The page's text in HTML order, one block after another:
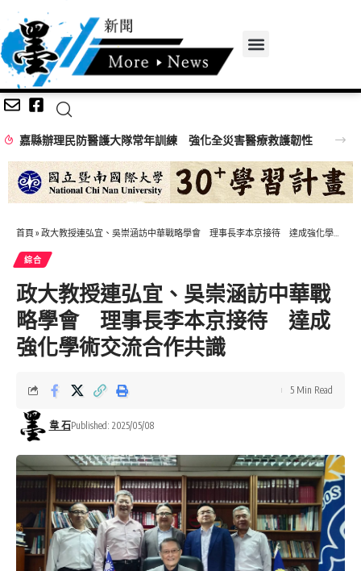
嘉縣辦理民防醫護大隊常年訓練 強化全災害醫療救護韌性
首頁 » 政大教授連弘宜、吳崇涵訪中華戰略學會 理事長李本京接待 達成強化學術交流合作共識
綜合
政大教授連弘宜、吳崇涵訪中華戰
略學會 理事長李本京接待 達成
強化學術交流合作共識
韋 石Published: 2025/05/08
5 Min Read